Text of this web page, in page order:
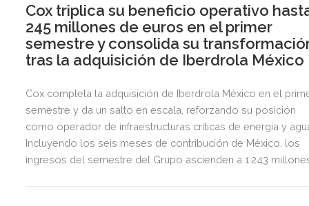
Cox triplica su beneficio operativo
245 millones de euros en el primer
semestre y consolida su
tras la adquisición de Iberdrola México
Cox completa la adquisición de Iberdrola México en el
semestre y da un salto en escala, reforzando su posición
como operador de infraestructuras críticas de energía y
Incluyendo los seis meses de contribución de México, los
ingresos del semestre del Grupo ascienden a 1.243